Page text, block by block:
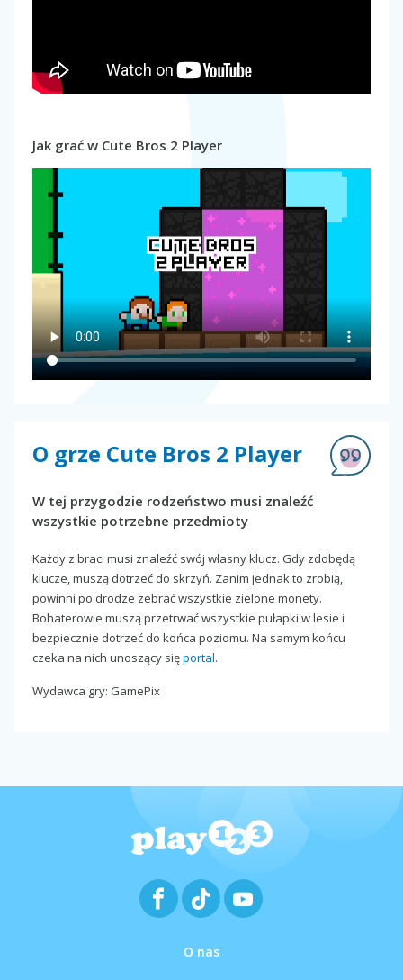
Jak grać w Cute Bros 2 Player
O grze Cute Bros 2 Player
W tej przygodzie rodzeństwo musi znaleźć
wszystkie potrzebne przedmioty
Każdy z braci musi znaleźć swój własny klucz. Gdy zdobędą
klucze, muszą dotrzeć do skrzyń. Zanim jednak to zrobią,
powinni po drodze zebrać wszystkie zielone monety.
Bohaterowie muszą przetrwać wszystkie pułapki w lesie i
bezpiecznie dotrzeć do końca poziomu. Na samym końcu
czeka na nich unoszący sięportal.
Wydawca gry: GamePix
O nas